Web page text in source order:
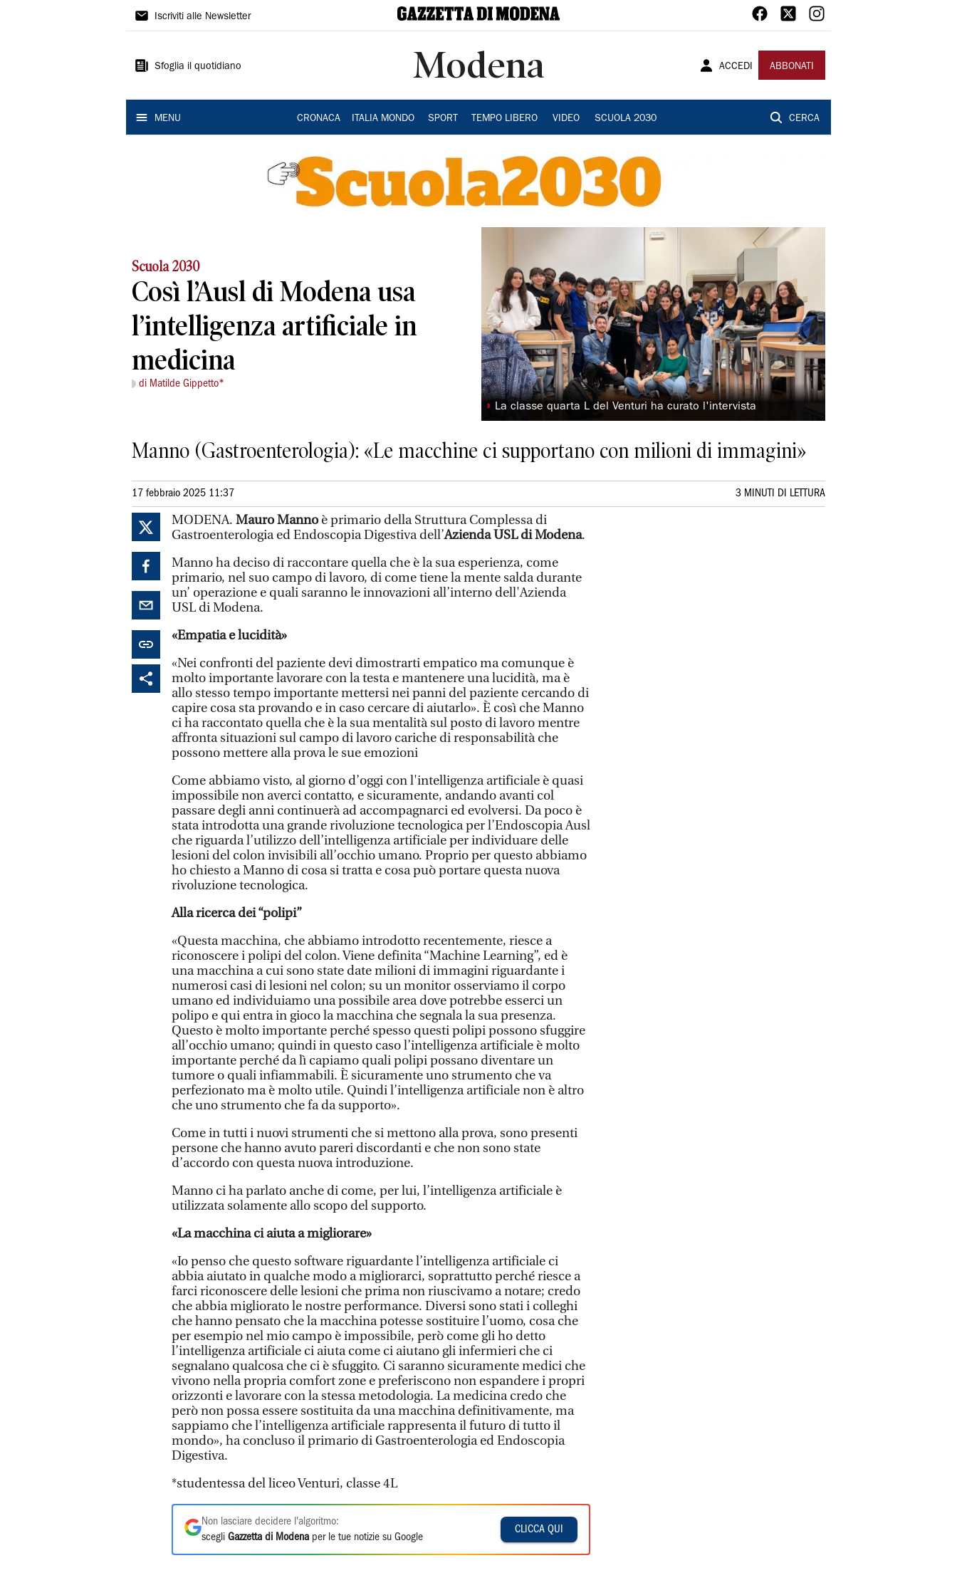
Gazzetta
Modena
Iscriviti alle Newsletter
Sfoglia il quotidiano Modena ACCEDI ABBONATI
MENU CRONACA ITALIA MONDO SPORT TEMPO LIBERO VIDEO SCUOLA 2030 CERCA
Scuola 2030
Così l’Ausl di Modena usa
l’intelligenza artificiale in
medicina
di Matilde Gippetto*
◗ La classe quarta L del Venturi ha curato l'intervista
Manno (Gastroenterologia): «Le macchine ci supportano con milioni di immagini»
17 febbraio 2025 11:37 3 MINUTI DI LETTURA
MODENA. Mauro Mannoè primario della Struttura Complessa di
Gastroenterologia ed Endoscopia Digestiva dell’Azienda USL di Modena.
Manno ha deciso di raccontare quella che è la sua esperienza, come
primario, nel suo campo di lavoro, di come tiene la mente salda durante
un’ operazione e quali saranno le innovazioni all’interno dell'Azienda
USL di Modena.
«Empatia e lucidità»
«Nei confronti del paziente devi dimostrarti empatico ma comunque è
molto importante lavorare con la testa e mantenere una lucidità, ma è
allo stesso tempo importante mettersi nei panni del paziente cercando di
capire cosa sta provando e in caso cercare di aiutarlo». È così che Manno
ci ha raccontato quella che è la sua mentalità sul posto di lavoro mentre
affronta situazioni sul campo di lavoro cariche di responsabilità che
possono mettere alla prova le sue emozioni
Come abbiamo visto, al giorno d’oggi con l'intelligenza artificiale è quasi
impossibile non averci contatto, e sicuramente, andando avanti col
passare degli anni continuerà ad accompagnarci ed evolversi. Da poco è
stata introdotta una grande rivoluzione tecnologica per l’Endoscopia Ausl
che riguarda l’utilizzo dell’intelligenza artificiale per individuare delle
lesioni del colon invisibili all’occhio umano. Proprio per questo abbiamo
ho chiesto a Manno di cosa si tratta e cosa può portare questa nuova
rivoluzione tecnologica.
Alla ricerca dei “polipi”
«Questa macchina, che abbiamo introdotto recentemente, riesce a
riconoscere i polipi del colon. Viene definita “Machine Learning”, ed è
una macchina a cui sono state date milioni di immagini riguardante i
numerosi casi di lesioni nel colon; su un monitor osserviamo il corpo
umano ed individuiamo una possibile area dove potrebbe esserci un
polipo e qui entra in gioco la macchina che segnala la sua presenza.
Questo è molto importante perché spesso questi polipi possono sfuggire
all’occhio umano; quindi in questo caso l’intelligenza artificiale è molto
importante perché da lì capiamo quali polipi possano diventare un
tumore o quali infiammabili. È sicuramente uno strumento che va
perfezionato ma è molto utile. Quindi l’intelligenza artificiale non è altro
che uno strumento che fa da supporto».
Come in tutti i nuovi strumenti che si mettono alla prova, sono presenti
persone che hanno avuto pareri discordanti e che non sono state
d’accordo con questa nuova introduzione.
Manno ci ha parlato anche di come, per lui, l’intelligenza artificiale è
utilizzata solamente allo scopo del supporto.
«La macchina ci aiuta a migliorare»
«Io penso che questo software riguardante l’intelligenza artificiale ci
abbia aiutato in qualche modo a migliorarci, soprattutto perché riesce a
farci riconoscere delle lesioni che prima non riuscivamo a notare; credo
che abbia migliorato le nostre performance. Diversi sono stati i colleghi
che hanno pensato che la macchina potesse sostituire l’uomo, cosa che
per esempio nel mio campo è impossibile, però come gli ho detto
l’intelligenza artificiale ci aiuta come ci aiutano gli infermieri che ci
segnalano qualcosa che ci è sfuggito. Ci saranno sicuramente medici che
vivono nella propria comfort zone e preferiscono non espandere i propri
orizzonti e lavorare con la stessa metodologia. La medicina credo che
però non possa essere sostituita da una macchina definitivamente, ma
sappiamo che l’intelligenza artificiale rappresenta il futuro di tutto il
mondo», ha concluso il primario di Gastroenterologia ed Endoscopia
Digestiva.
*studentessa del liceo Venturi, classe 4L
Non lasciare decidere l'algoritmo:
scegli Gazzetta di Modena per le tue notizie su Google
CLICCA QUI